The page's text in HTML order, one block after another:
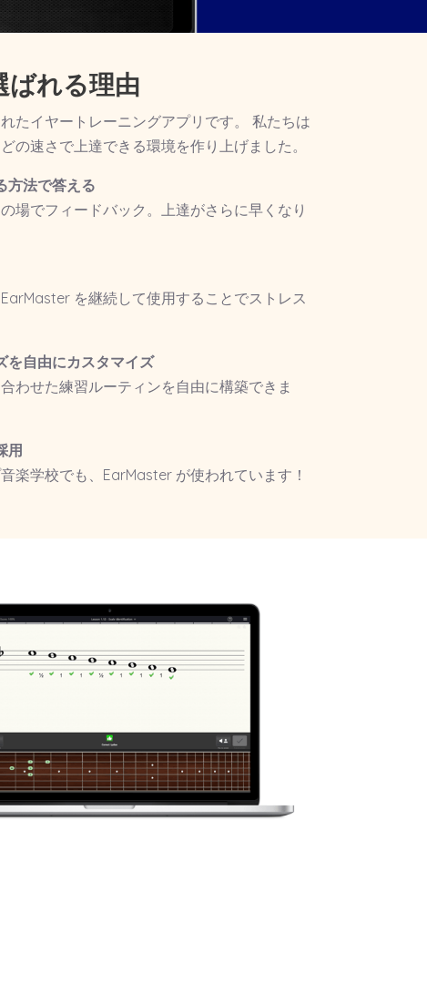
れる理由
たイヤートレーニングアプリです。 私たちは
の速さで上達できる環境を作り上げました。
方法で答える
場でフィードバック。上達がさらに早くなり
を継続して使用することでストレス
を自由にカスタマイズ
わせた練習ルーティンを自由に構築できま
用
楽学校でも、EarMaster が使われています！